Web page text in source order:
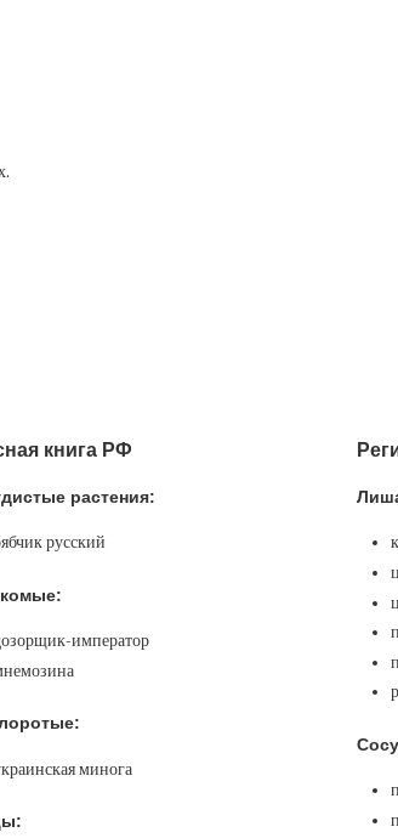
книга РФ
растения:
русский
император
минога